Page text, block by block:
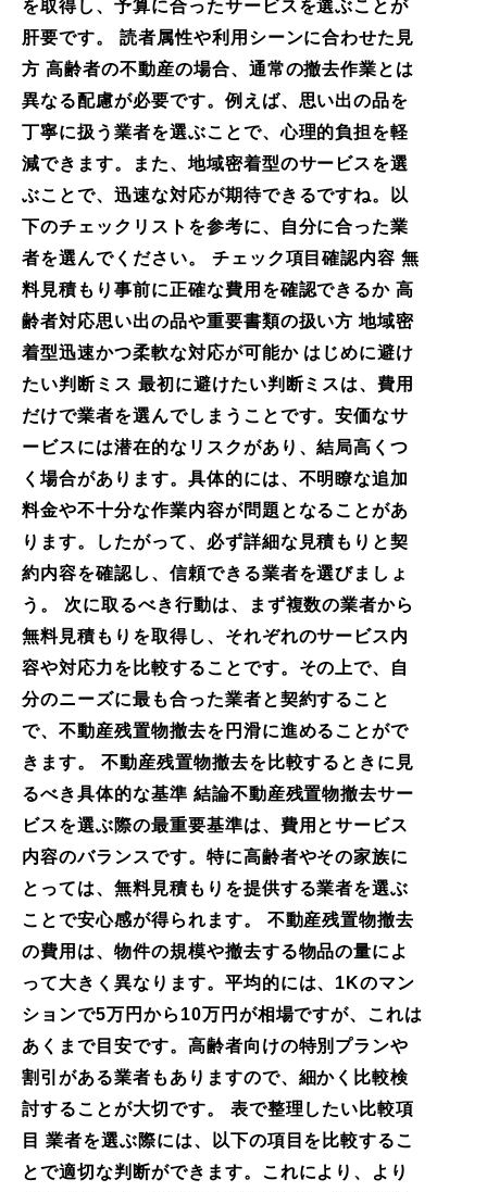
を取得し、予算に合ったサービスを選ぶことが
肝要です。 読者属性や利用シーンに合わせた見
方 高齢者の不動産の場合、通常の撤去作業とは
異なる配慮が必要です。例えば、思い出の品を
丁寧に扱う業者を選ぶことで、心理的負担を軽
減できます。また、地域密着型のサービスを選
ぶことで、迅速な対応が期待できるですね。以
下のチェックリストを参考に、自分に合った業
者を選んでください。 チェック項目確認内容 無
料見積もり事前に正確な費用を確認できるか 高
齢者対応思い出の品や重要書類の扱い方 地域密
着型迅速かつ柔軟な対応が可能か はじめに避け
たい判断ミス 最初に避けたい判断ミスは、費用
だけで業者を選んでしまうことです。安価なサ
ービスには潜在的なリスクがあり、結局高くつ
く場合があります。具体的には、不明瞭な追加
料金や不十分な作業内容が問題となることがあ
ります。したがって、必ず詳細な見積もりと契
約内容を確認し、信頼できる業者を選びましょ
う。 次に取るべき行動は、まず複数の業者から
無料見積もりを取得し、それぞれのサービス内
容や対応力を比較することです。その上で、自
分のニーズに最も合った業者と契約すること
で、不動産残置物撤去を円滑に進めることがで
きます。 不動産残置物撤去を比較するときに見
るべき具体的な基準 結論不動産残置物撤去サー
ビスを選ぶ際の最重要基準は、費用とサービス
内容のバランスです。特に高齢者やその家族に
とっては、無料見積もりを提供する業者を選ぶ
ことで安心感が得られます。 不動産残置物撤去
の費用は、物件の規模や撤去する物品の量によ
って大きく異なります。平均的には、1Kのマン
ションで5万円から10万円が相場ですが、これは
あくまで目安です。高齢者向けの特別プランや
割引がある業者もありますので、細かく比較検
討することが大切です。 表で整理したい比較項
目 業者を選ぶ際には、以下の項目を比較するこ
とで適切な判断ができます。これにより、より